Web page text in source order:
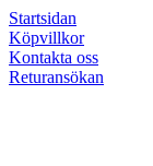
Startsidan
Köpvillkor
Kontakta oss
Returansökan